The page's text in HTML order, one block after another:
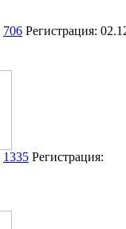
706 Регистрация:
1335 Регистрация: